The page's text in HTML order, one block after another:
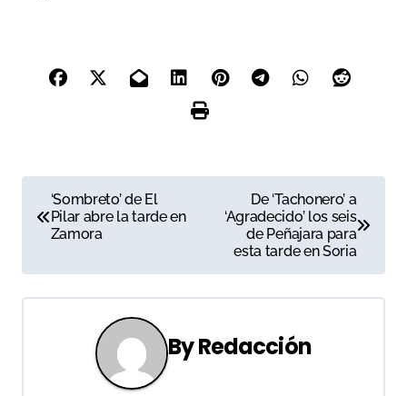
a
v
e
‘Sombreto’ de El
Pilar abre la tarde en
Zamora
De ‘Tachonero’ a
‘Agradecido’ los seis
de Peñajara para
esta tarde en Soria
ByRedacción